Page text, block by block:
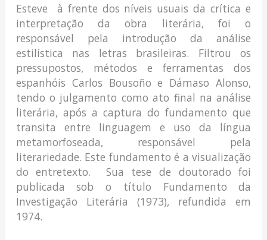
Esteve à frente dos níveis usuais da crítica e
interpretação da obra literária, foi o
responsável pela introdução da análise
estilística nas letras brasileiras. Filtrou os
pressupostos, métodos e ferramentas dos
espanhóis Carlos Bousoño e Dámaso Alonso,
tendo o julgamento como ato final na análise
literária, após a captura do fundamento que
transita entre linguagem e uso da língua
metamorfoseada, responsável pela
literariedade. Este fundamento é a visualização
do entretexto. Sua tese de doutorado foi
publicada sob o título Fundamento da
Investigação Literária (1973), refundida em
1974.